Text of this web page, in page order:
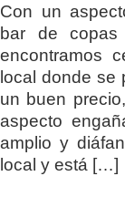
Con un
bar de
encontramos
local donde se
un buen
aspecto
amplio y
local y está […]